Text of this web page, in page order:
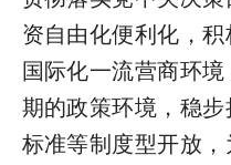
资自由化便利化，积
国际化一流营商环
期的政策环境，稳步
标准等制度型开放